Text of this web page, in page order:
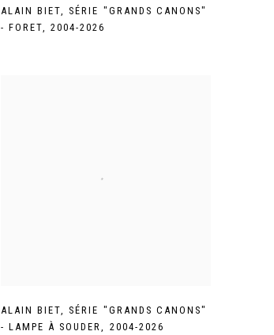
ALAIN BIET, SÉRIE "GRANDS CANONS"
- FORET,2004-2026
ALAIN BIET, SÉRIE "GRANDS CANONS"
- LAMPE À SOUDER, 2004-2026